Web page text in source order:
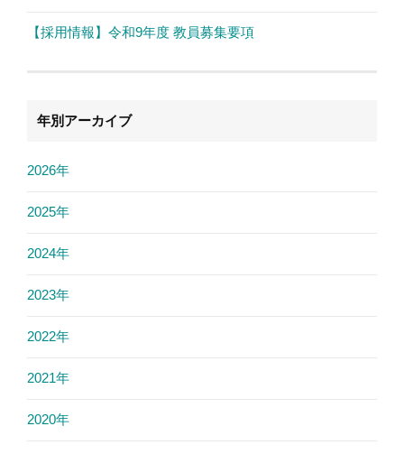
【採用情報】令和9年度 教員募集要項
年別アーカイブ
2026年
2025年
2024年
2023年
2022年
2021年
2020年